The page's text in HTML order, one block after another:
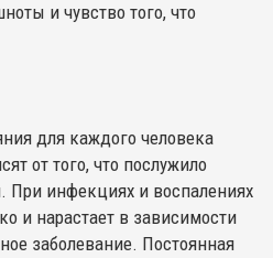
и чувство того, что
для каждого человека
от того, что послужило
При инфекциях и воспалениях
и нарастает в зависимости
заболевание. Постоянная